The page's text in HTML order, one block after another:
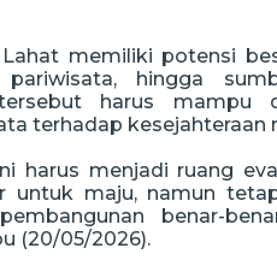
Lahat memiliki potensi
pariwisata, hingga
harus mampu
terhadap kesejahteraan
harus menjadi ruang
untuk maju, namun
benar-
(20/05/2026).